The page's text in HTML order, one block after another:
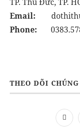
Email:
Phone:
THEO DÕI